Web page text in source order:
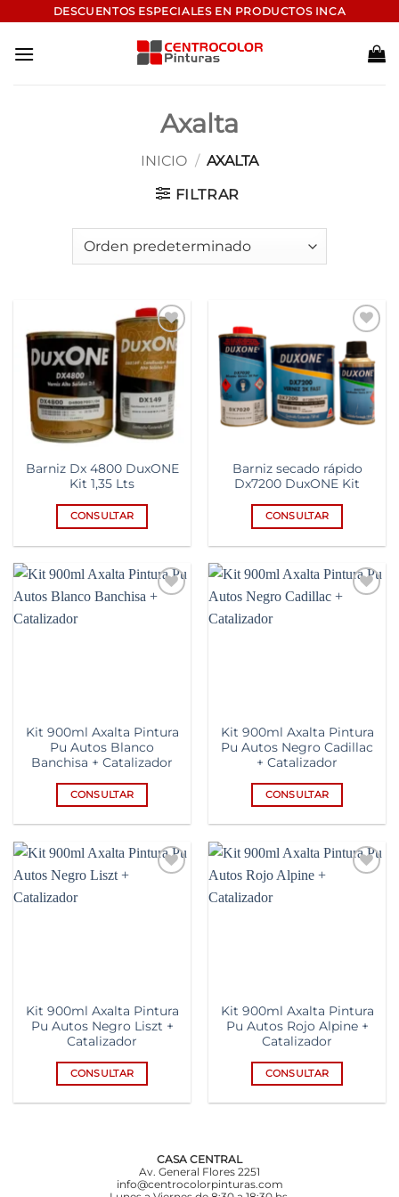
contenido
DESCUENTOS ESPECIALES EN PRODUCTOS INCA
Axalta
INICIO / AXALTA
FILTRAR
Add to
wishlist
Barniz Dx 4800 DuxONE
Kit 1,35 Lts
CONSULTAR
Add to
wishlist
Barniz secado rápido
Dx7200 DuxONE Kit
CONSULTAR
Kit 900ml Axalta Pintura
Pu Autos Blanco
Banchisa + Catalizador
CONSULTAR
Kit 900ml Axalta Pintura
Pu Autos Negro Cadillac
+ Catalizador
CONSULTAR
Kit 900ml Axalta Pintura
Pu Autos Negro Liszt +
Catalizador
CONSULTAR
Kit 900ml Axalta Pintura
Pu Autos Rojo Alpine +
Catalizador
CONSULTAR
CASA CENTRAL
Av. General Flores 2251
info@centrocolorpinturas.com